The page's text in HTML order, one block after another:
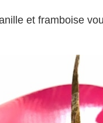
et framboise